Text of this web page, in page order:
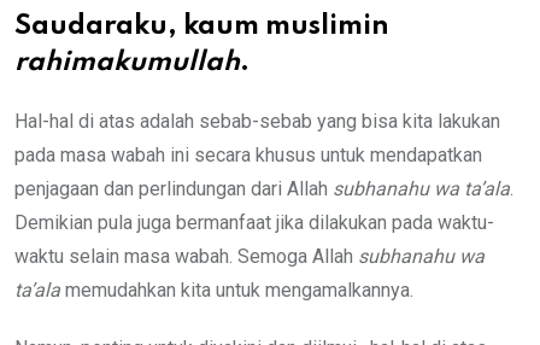
Saudaraku, kaum muslimin
rahimakumullah.
Hal-hal di atas adalah sebab-sebab yang bisa kita lakukan
pada masa wabah ini secara khusus untuk mendapatkan
penjagaan dan perlindungan dari Allah subhanahu wa ta’ala.
Demikian pula juga bermanfaat jika dilakukan pada waktu-
waktu selain masa wabah. Semoga Allah subhanahu wa
ta’ala memudahkan kita untuk mengamalkannya.